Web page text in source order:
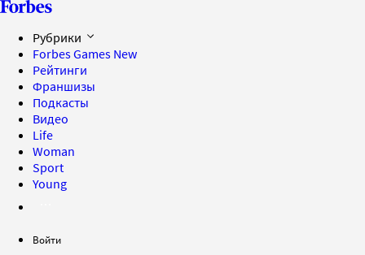
Рубрики
Forbes Games New
Рейтинги
Франшизы
Подкасты
Видео
Life
Woman
Sport
Young
Войти